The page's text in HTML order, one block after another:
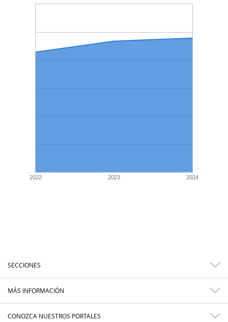
2022 2023 2024
SECCIONES
MÁS INFORMACIÓN
CONOZCA NUESTROS PORTALES